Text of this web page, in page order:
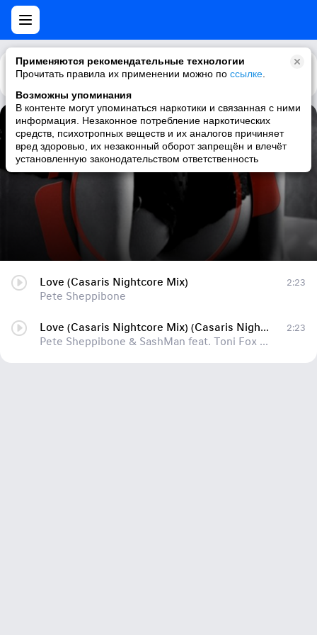
Применяются рекомендательные технологии
Прочитать правила их применении можно по ссылке
Возможны упоминания
В контенте могут упоминаться наркотики и связанная с ними
информация. Незаконное потребление наркотических
средств, психотропных веществ и их аналогов причиняет
вред здоровью, их незаконный оборот запрещён и влечёт
установленную законодательством ответственность
Каталог Рекомендации
Love (Casaris Nightcore Mix)
Pete Sheppibone
Love (Casaris Nightcore Mix)
Pete Sheppibone
2:23
Love (Casaris Nightcore Mix) (Casaris Nightcore Mix)
Pete Sheppibone & SashMan feat. Toni Fox feat. Toni Fox
2:23